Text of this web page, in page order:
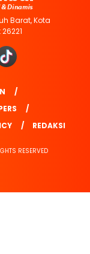
Barat, Kota
REDAKSI
RESERVED